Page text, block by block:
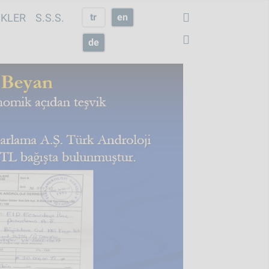
S.S.S. tr en
de